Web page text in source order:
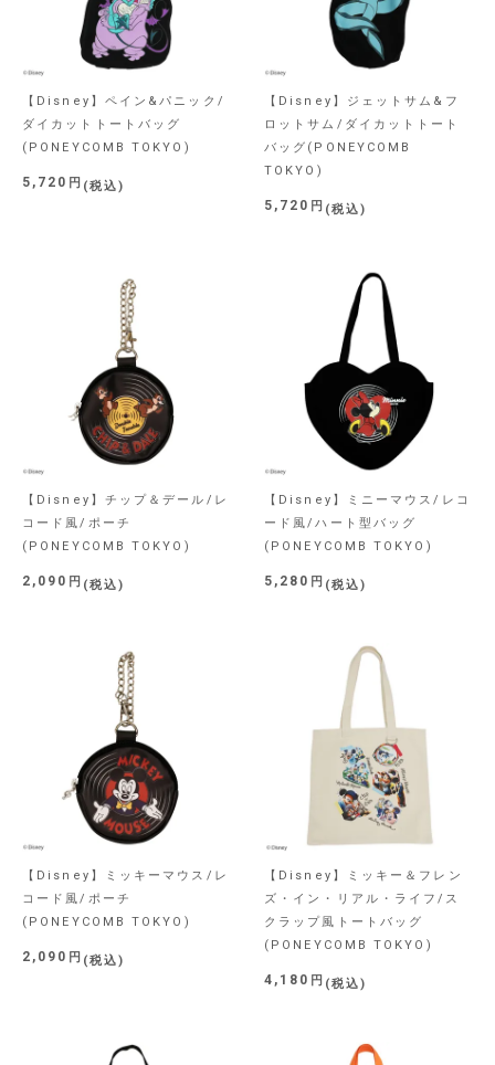
【Disney】ペイン&パニック/
ダイカットトートバッグ
(PONEYCOMB TOKYO)
5,720 税込
【Disney】ジェットサム&フ
ロットサム/ダイカットトート
バッグ(PONEYCOMB
TOKYO)
5,720 税込
【Disney】チップ＆デール/レ
コード風/ポーチ
(PONEYCOMB TOKYO)
2,090 税込
【Disney】ミニーマウス/レコ
ード風/ハート型バッグ
(PONEYCOMB TOKYO)
5,280 税込
【Disney】ミッキーマウス/レ
コード風/ポーチ
(PONEYCOMB TOKYO)
2,090 税込
【Disney】ミッキー＆フレン
ズ・イン・リアル・ライフ/ス
クラップ風トートバッグ
(PONEYCOMB TOKYO)
4,180 税込